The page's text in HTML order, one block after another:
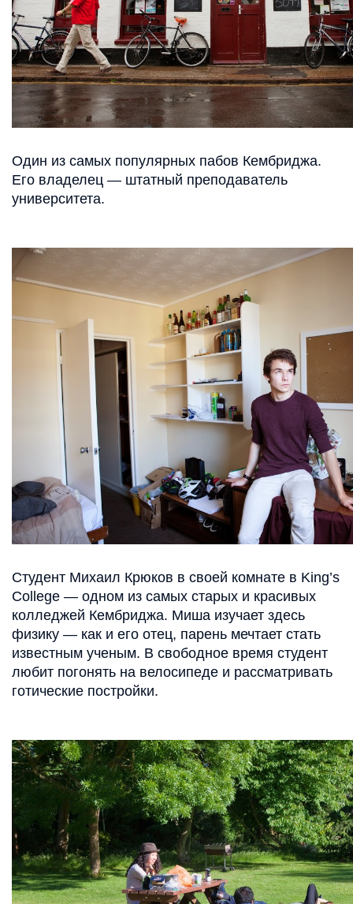
Один из самых популярных пабов Кембриджа.
Его владелец — штатный преподаватель
университета.
Студент Михаил Крюков в своей комнате в King’s
College — одном из самых старых и красивых
колледжей Кембриджа. Миша изучает здесь
физику — как и его отец, парень мечтает стать
известным ученым. В свободное время студент
любит погонять на велосипеде и рассматривать
готические постройки.